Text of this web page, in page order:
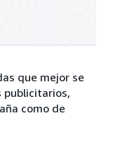
que mejor se
publicitarios,
como de